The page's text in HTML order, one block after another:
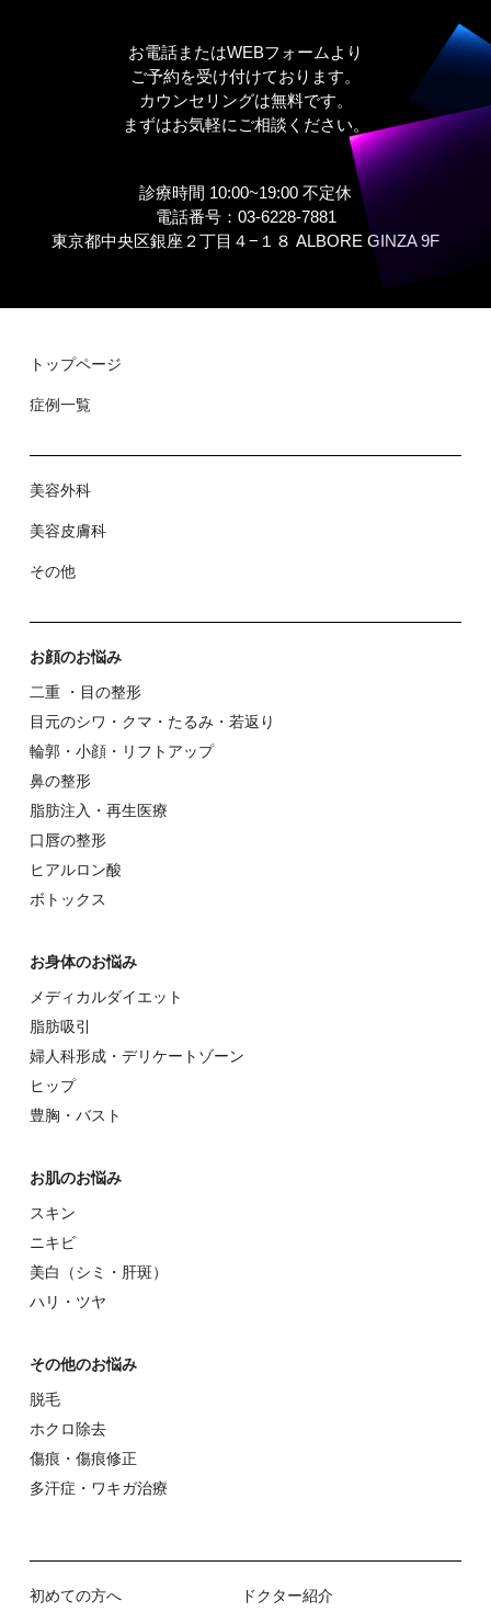
お電話またはWEBフォームより
ご予約を受け付けております。
カウンセリングは無料です。
まずはお気軽にご相談ください。
診療時間 10:00~19:00 不定休
電話番号：03-6228-7881
東京都中央区銀座２丁⽬４−１８ ALBORE GINZA 9F
トップページ
症例⼀覧
美容外科
美容⽪膚科
その他
お顔のお悩み
⼆重 ・⽬の整形
⽬元のシワ・クマ・たるみ・若返り
輪郭・⼩顔・リフトアップ
⿐の整形
脂肪注入・再生医療
⼝唇の整形
ヒアルロン酸
ボトックス
お⾝体のお悩み
メディカルダイエット
脂肪吸引
婦⼈科形成・デリケートゾーン
ヒップ
豊胸・バスト
お肌のお悩み
スキン
ニキビ
美⽩（シミ・肝斑）
ハリ・ツヤ
その他のお悩み
脱⽑
ホクロ除去
傷痕・傷痕修正
多汗症・ワキガ治療
初めての⽅へ
ドクター紹介